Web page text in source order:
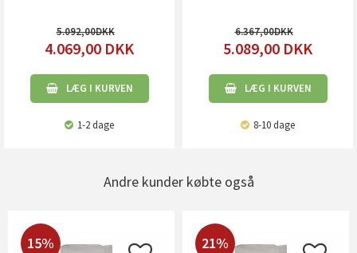
5.092,00
4.069,00 DKK
LÆG I KURVEN
1-2 dage
6.367,00
5.089,00 DKK
LÆG I KURVEN
8-10 dage
Andre kunder købte også
15% 21%